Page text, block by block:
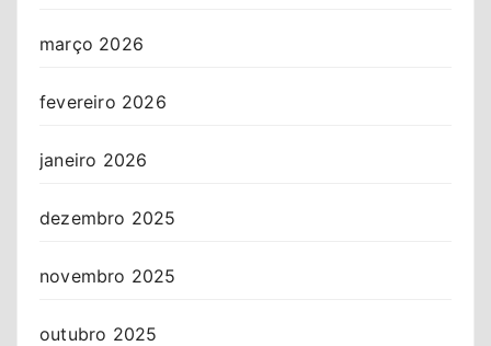
março 2026
fevereiro 2026
janeiro 2026
dezembro 2025
novembro 2025
outubro 2025